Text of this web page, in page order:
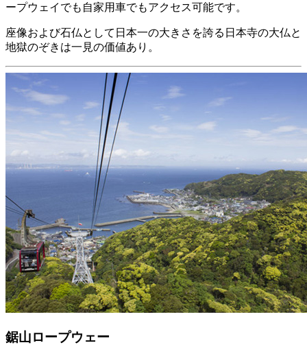
ープウェイでも自家用車でもアクセス可能です。
座像および石仏として日本一の大きさを誇る日本寺の大仏と
地獄のぞきは一見の価値あり。
鋸山ロープウェー